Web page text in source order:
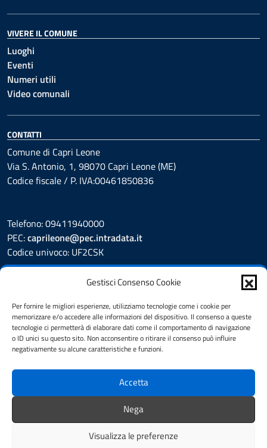
Gestisci Consenso Cookie
Per fornire le migliori esperienze, utilizziamo tecnologie come i cookie per
memorizzare e/o accedere alle informazioni del dispositivo. Il consenso a queste
tecnologie ci permetterà di elaborare dati come il comportamento di navigazione
o ID unici su questo sito. Non acconsentire o ritirare il consenso può influire
negativamente su alcune caratteristiche e funzioni.
Accetta
Nega
Visualizza le preferenze
VIVERE IL COMUNE
Luoghi
Eventi
Numeri utili
Video comunali
CONTATTI
Comune di Capri Leone
Via S. Antonio, 1, 98070 Capri Leone (ME)
Codice fiscale / P. IVA:00461850836
Telefono: 09411940000
PEC:caprileone@pec.intradata.it
Codice univoco: UF2CSK
Prenotazione appuntamento
Segnalazione disservizio
Whistleblower
Amministrazione Trasparente
Albo Pretorio
Cookie Policy
Dichiarazione di accessibilità
Feedback